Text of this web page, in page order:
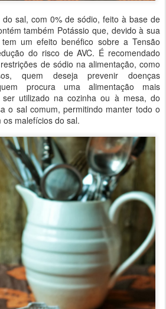
sal, com 0% de sódio, feito à base de
também Potássio que, devido à sua
um efeito benéfico sobre a Tensão
do risco de AVC. É recomendado
de sódio na alimentação, como
quem deseja prevenir doenças
procura uma alimentação mais
ser utilizado na cozinha ou à mesa, do
o sal comum, permitindo manter todo o
malefícios do sal.